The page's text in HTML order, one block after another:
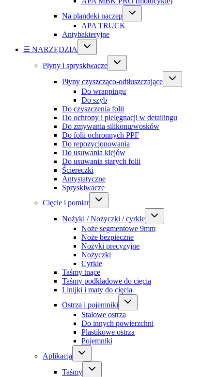
Na plandeki naczep
APA TRUCK
Antybakteryjne
☰ NARZĘDZIA
Płyny i spryskiwacze
Płyny czyszcząco-odtłuszczające
Do wrappingu
Do szyb
Do czyszczenia folii
Do ochrony i pielęgnacji w detailingu
Do zmywania silikonu/wosków
Do folii ochronnych PPF
Do repozycjonowania
Do usuwania klejów
Do usuwania starych folii
Ściereczki
Antystatyczne
Spryskiwacze
Cięcie i pomiar
Nożyki / Nożyczki / cyrkle
Noże segmentowe 9mm
Noże bezpieczne
Nożyki precyzyjne
Nożyczki
Cyrkle
Taśmy tnące
Taśmy podkładowe do cięcia
Linijki i maty do cięcia
Ostrza i pojemniki
Stalowe ostrza
Do innych powierzchni
Plastikowe ostrza
Pojemniki
Aplikacja
Taśmy